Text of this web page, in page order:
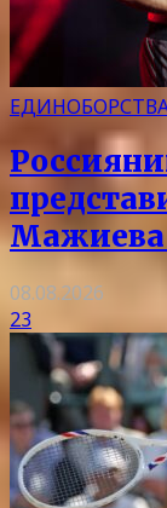
Мажиева
08.08.2026
23